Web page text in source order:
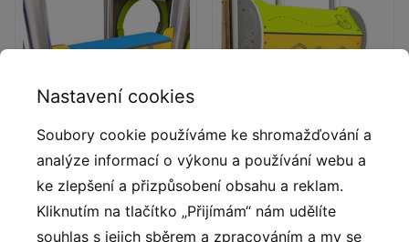
Parapet
Parapet vyrobený z 15 mm
Balkonový modul
Balkónový modul vyrobený
Nastavení cookies
Soubory cookie používáme ke shromažďování a
analýze informací o výkonu a používání webu a
ke zlepšení a přizpůsobení obsahu a reklam.
Kliknutím na tlačítko „Přijímám“ nám udělíte
souhlas s jejich sběrem a zpracováním a my se